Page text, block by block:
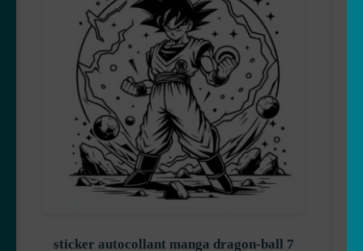
sticker autocollant manga dragon-ball 7